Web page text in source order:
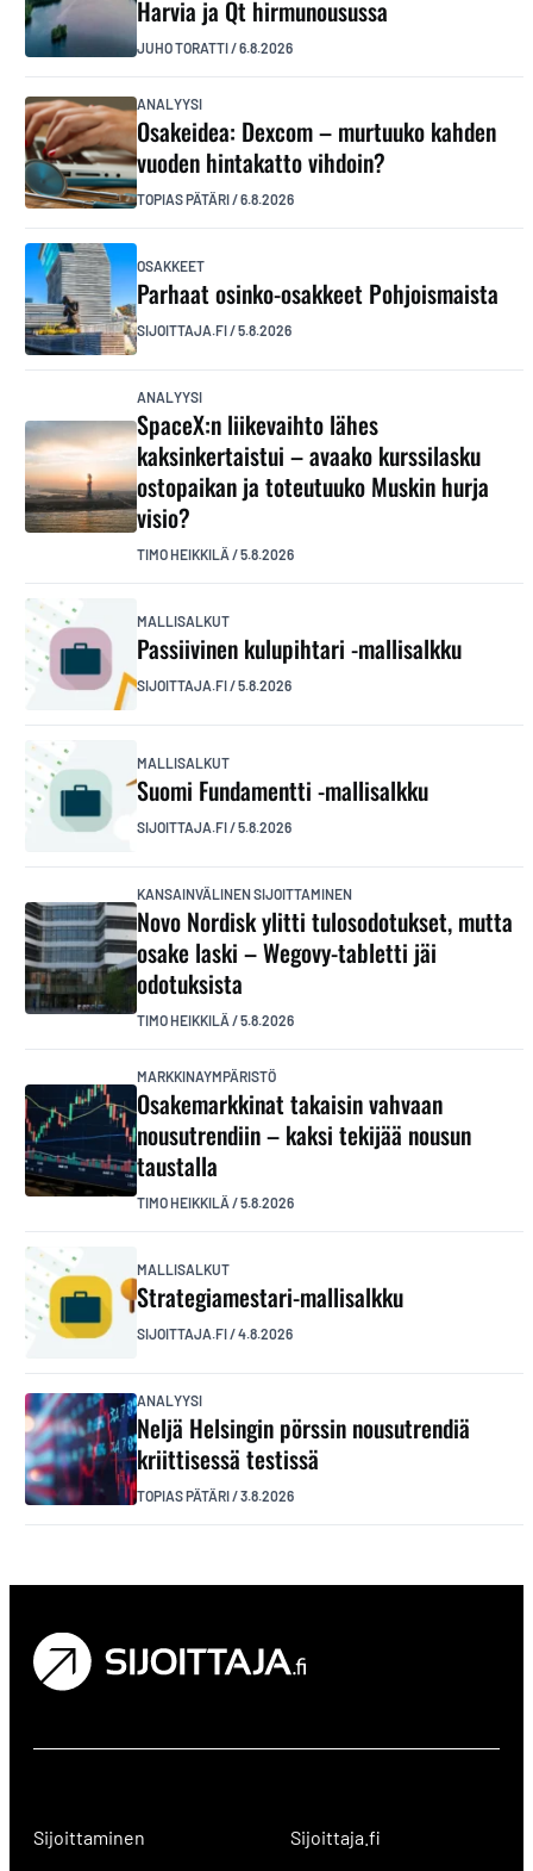
Harvia ja Qt hirmunousussa
JUHO TORATTI/6.8.2026
ANALYYSI
Osakeidea: Dexcom – murtuuko kahden
vuoden hintakatto vihdoin?
TOPIAS PÄTÄRI/6.8.2026
OSAKKEET
Parhaat osinko-osakkeet Pohjoismaista
SIJOITTAJA.FI/5.8.2026
ANALYYSI
SpaceX:n liikevaihto lähes
kaksinkertaistui – avaako kurssilasku
ostopaikan ja toteutuuko Muskin hurja
visio?
TIMO HEIKKILÄ /5.8.2026
MALLISALKUT
Passiivinen kulupihtari -mallisalkku
SIJOITTAJA.FI/5.8.2026
MALLISALKUT
Suomi Fundamentti -mallisalkku
SIJOITTAJA.FI/5.8.2026
KANSAINVÄLINEN SIJOITTAMINEN
Novo Nordisk ylitti tulosodotukset, mutta
osake laski – Wegovy-tabletti jäi
odotuksista
TIMO HEIKKILÄ /5.8.2026
MARKKINAYMPÄRISTÖ
Osakemarkkinat takaisin vahvaan
nousutrendiin – kaksi tekijää nousun
taustalla
TIMO HEIKKILÄ /5.8.2026
MALLISALKUT
Strategiamestari-mallisalkku
SIJOITTAJA.FI/4.8.2026
ANALYYSI
Neljä Helsingin pörssin nousutrendiä
kriittisessä testissä
TOPIAS PÄTÄRI/3.8.2026
Sijoittaminen Sijoittaja.fi